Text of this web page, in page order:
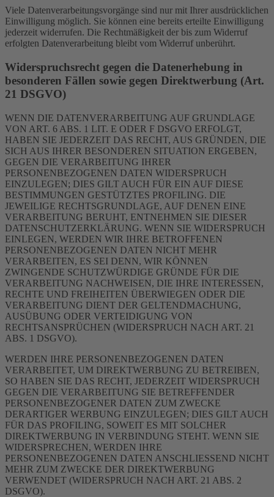
Viele Datenverarbeitungsvorgänge sind nur mit Ihrer ausdrücklichen
Einwilligung möglich. Sie können eine bereits erteilte Einwilligung
jederzeit widerrufen. Die Rechtmäßigkeit der bis zum Widerruf
erfolgten Datenverarbeitung bleibt vom Widerruf unberührt.
Widerspruchsrecht gegen die Datenerhebung in
besonderen Fällen sowie gegen Direktwerbung (Art.
21 DSGVO)
WENN DIE DATENVERARBEITUNG AUF GRUNDLAGE
VON ART. 6 ABS. 1 LIT. E ODER F DSGVO ERFOLGT,
HABEN SIE JEDERZEIT DAS RECHT, AUS GRÜNDEN, DIE
SICH AUS IHRER BESONDEREN SITUATION ERGEBEN,
GEGEN DIE VERARBEITUNG IHRER
PERSONENBEZOGENEN DATEN WIDERSPRUCH
EINZULEGEN; DIES GILT AUCH FÜR EIN AUF DIESE
BESTIMMUNGEN GESTÜTZTES PROFILING. DIE
JEWEILIGE RECHTSGRUNDLAGE, AUF DENEN EINE
VERARBEITUNG BERUHT, ENTNEHMEN SIE DIESER
DATENSCHUTZERKLÄRUNG. WENN SIE WIDERSPRUCH
EINLEGEN, WERDEN WIR IHRE BETROFFENEN
PERSONENBEZOGENEN DATEN NICHT MEHR
VERARBEITEN, ES SEI DENN, WIR KÖNNEN
ZWINGENDE SCHUTZWÜRDIGE GRÜNDE FÜR DIE
VERARBEITUNG NACHWEISEN, DIE IHRE INTERESSEN,
RECHTE UND FREIHEITEN ÜBERWIEGEN ODER DIE
VERARBEITUNG DIENT DER GELTENDMACHUNG,
AUSÜBUNG ODER VERTEIDIGUNG VON
RECHTSANSPRÜCHEN (WIDERSPRUCH NACH ART. 21
ABS. 1 DSGVO).
WERDEN IHRE PERSONENBEZOGENEN DATEN
VERARBEITET, UM DIREKTWERBUNG ZU BETREIBEN,
SO HABEN SIE DAS RECHT, JEDERZEIT WIDERSPRUCH
GEGEN DIE VERARBEITUNG SIE BETREFFENDER
PERSONENBEZOGENER DATEN ZUM ZWECKE
DERARTIGER WERBUNG EINZULEGEN; DIES GILT AUCH
FÜR DAS PROFILING, SOWEIT ES MIT SOLCHER
DIREKTWERBUNG IN VERBINDUNG STEHT. WENN SIE
WIDERSPRECHEN, WERDEN IHRE
PERSONENBEZOGENEN DATEN ANSCHLIESSEND NICHT
MEHR ZUM ZWECKE DER DIREKTWERBUNG
VERWENDET (WIDERSPRUCH NACH ART. 21 ABS. 2
DSGVO).